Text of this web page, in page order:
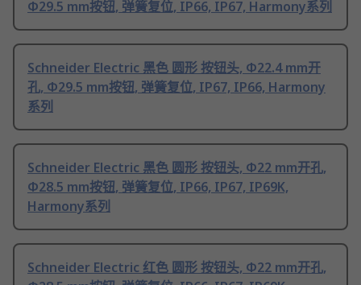
Φ29.5 mm按钮, 弹簧复位, IP66, IP67, Harmony系列
Schneider Electric 黑色 圆形 按钮头, Φ22.4 mm开
孔, Φ29.5 mm按钮, 弹簧复位, IP67, IP66, Harmony
系列
Schneider Electric 黑色 圆形 按钮头, Φ22 mm开孔,
Φ28.5 mm按钮, 弹簧复位, IP66, IP67, IP69K,
Harmony系列
Schneider Electric 红色 圆形 按钮头, Φ22 mm开孔,